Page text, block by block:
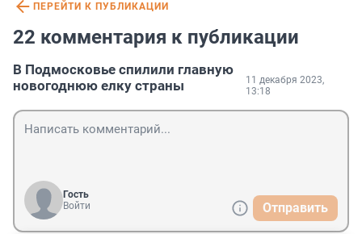
ПЕРЕЙТИ К ПУБЛИКАЦИИ
22 комментария к публикации
В Подмосковье спилили главную
новогоднюю елку страны
11 декабря 2023,
13:18
Гость
Войти
Отправить